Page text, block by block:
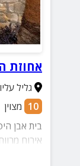
אחוזת
גליל
10 מצוין
אירוח
בכבלים,